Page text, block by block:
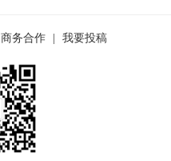
商务合作 我要投稿